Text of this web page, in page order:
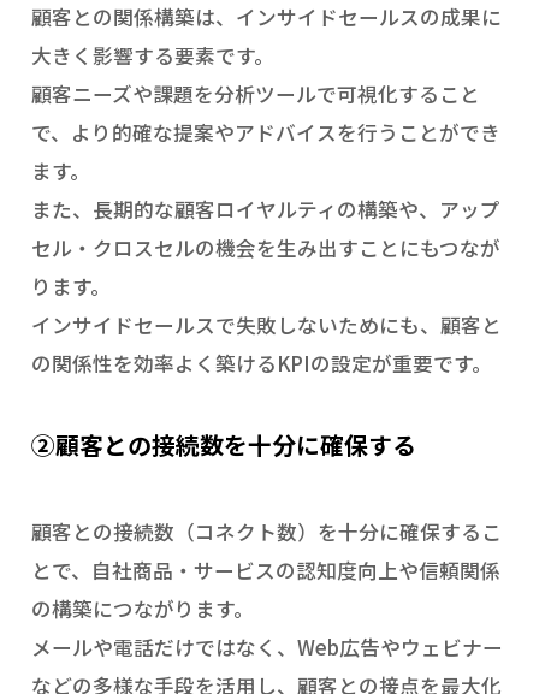
顧客との関係構築は、インサイドセールスの成果に
大きく影響する要素です。
顧客ニーズや課題を分析ツールで可視化すること
で、より的確な提案やアドバイスを行うことができ
ます。
また、長期的な顧客ロイヤルティの構築や、アップ
セル・クロスセルの機会を生み出すことにもつなが
ります。
インサイドセールスで失敗しないためにも、顧客と
の関係性を効率よく築けるKPIの設定が重要です。
②顧客との接続数を十分に確保する
顧客との接続数（コネクト数）を十分に確保するこ
とで、自社商品・サービスの認知度向上や信頼関係
の構築につながります。
メールや電話だけではなく、Web広告やウェビナー
などの多様な手段を活用し、顧客との接点を最大化